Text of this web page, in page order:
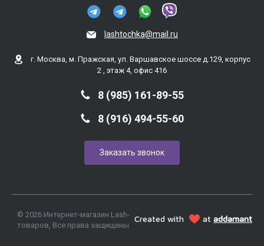
lashtochka@mail.ru
г. Москва, м. Пражская, ул. Варшавское шоссе д.129, корпус
2 , этаж 4, офис 416
8 (985) 161-89-55
8 (916) 494-55-60
Заказать звонок
© 2026 Интернет-магазин Lash-
товаров, Все права защищены
Created with at addamant